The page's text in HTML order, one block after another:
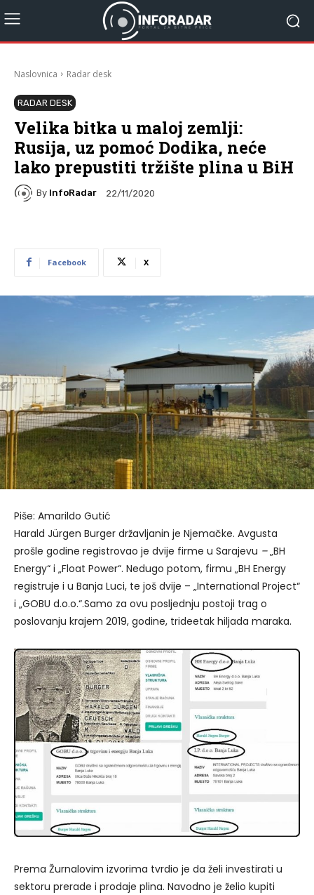
Naslovnica Radar desk
RADAR DESK
Velika bitka u maloj zemlji:
Rusija, uz pomoć Dodika, neće
lako prepustiti tržište plina u BiH
By InfoRadar 22/11/2020
Facebook X
Piše: Amarildo Gutić
Harald Jürgen Burger državljanin je Njemačke. Avgusta
prošle godine registrovao je dvije firme u Sarajevu –„BH
Energy“ i „Float Power“. Nedugo potom, firmu „BH Energy
registruje i u Banja Luci, te još dvije – „International Project“
i „GOBU d.o.o.“.Samo za ovu posljednju postoji trag o
poslovanju krajem 2019, godine, trideetak hiljada maraka.
Prema Žurnalovim izvorima tvrdio je da želi investirati u
sektoru prerade i prodaje plina. Navodno je želio kupiti